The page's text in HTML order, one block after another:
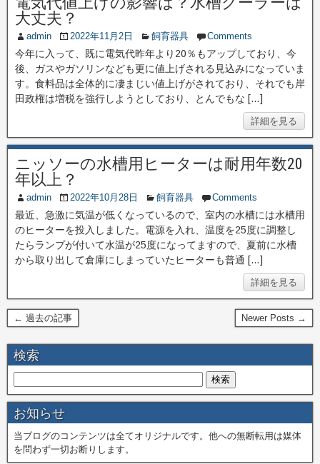
大丈夫？
admin 2022年11月2日 飼育器具 Comments
今年に入って、既に電気代昨年より20％もアップしており、今
後、ガスやガソリンなども更に値上げされる見込みになっていま
す。食料品は全体的に凄まじい値上げがされており、それでも岸
田政権は増税を強行しようとしており、とんでもな […]
詳細を見る
ニッソーの水槽用ヒーターは耐用年数20
年以上？
admin 2022年10月28日 飼育器具 Comments
最近、急激に気温が低くなっているので、室内の水槽には水槽用
のヒーターを投入しました。電源を入れ、温度を25度に調整し
たらランプが付いて水温が25度になってますので、夏前に水槽
から取り出して倉庫にしまっていたヒーターも普通 […]
詳細を見る
← 過去の記事 Newer Posts →
検索
お知らせ
当ブログのコンテンツは全てオリジナルです。他への無断転用は媒体
を問わず一切お断りします。